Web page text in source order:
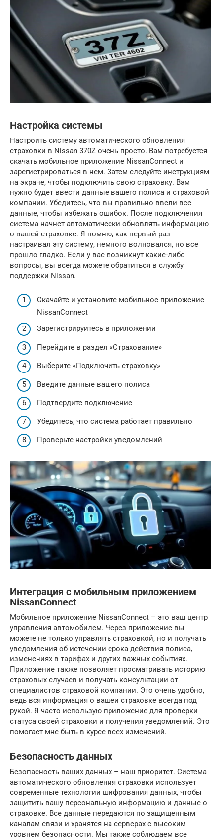
Настройка системы
Настроить систему автоматического обновления
страховки в Nissan 370Z очень просто. Вам потребуется
скачать мобильное приложение NissanConnect и
зарегистрироваться в нем. Затем следуйте инструкциям
на экране, чтобы подключить свою страховку. Вам
нужно будет ввести данные вашего полиса и страховой
компании. Убедитесь, что вы правильно ввели все
данные, чтобы избежать ошибок. После подключения
система начнет автоматически обновлять информацию
о вашей страховке. Я помню, как первый раз
настраивал эту систему, немного волновался, но все
прошло гладко. Если у вас возникнут какие-либо
вопросы, вы всегда можете обратиться в службу
поддержки Nissan.
Скачайте и установите мобильное приложение
NissanConnect
Зарегистрируйтесь в приложении
Перейдите в раздел «Страхование»
Выберите «Подключить страховку»
Введите данные вашего полиса
Подтвердите подключение
Убедитесь, что система работает правильно
Проверьте настройки уведомлений
Интеграция с мобильным приложением
NissanConnect
Мобильное приложение NissanConnect – это ваш центр
управления автомобилем. Через приложение вы
можете не только управлять страховкой, но и получать
уведомления об истечении срока действия полиса,
изменениях в тарифах и других важных событиях.
Приложение также позволяет просматривать историю
страховых случаев и получать консультации от
специалистов страховой компании. Это очень удобно,
ведь вся информация о вашей страховке всегда под
рукой. Я часто использую приложение для проверки
статуса своей страховки и получения уведомлений. Это
помогает мне быть в курсе всех изменений.
Безопасность данных
Безопасность ваших данных – наш приоритет. Система
автоматического обновления страховки использует
современные технологии шифрования данных, чтобы
защитить вашу персональную информацию и данные о
страховке. Все данные передаются по защищенным
каналам связи и хранятся на серверах с высоким
уровнем безопасности. Мы также соблюдаем все